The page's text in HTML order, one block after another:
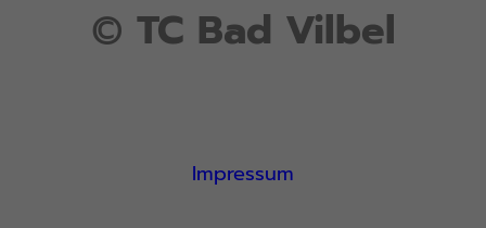
© TC Bad Vilbel
Impressum